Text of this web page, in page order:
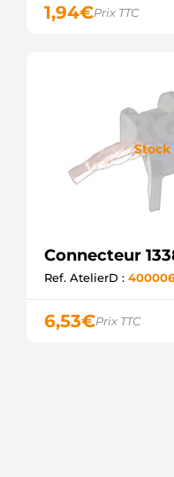
1,94€Prix TTC
Connecteur
Ref. AtelierD :
6,53€Prix TTC